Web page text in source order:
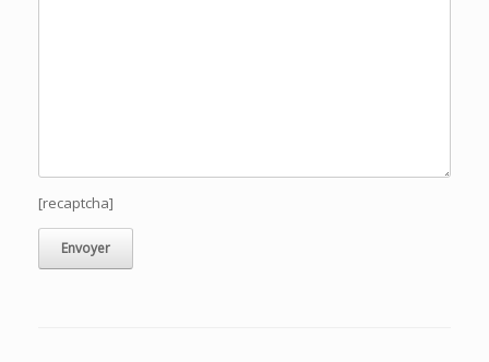
[recaptcha]